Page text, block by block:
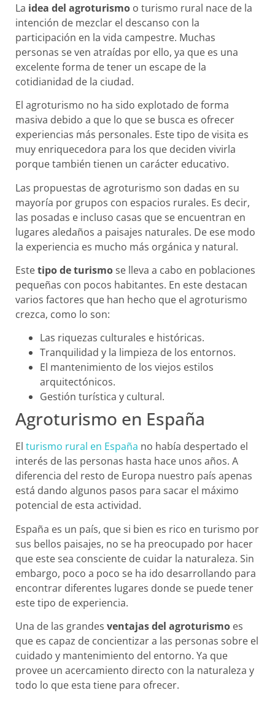
La idea del agroturismo o turismo rural nace de la
intención de mezclar el descanso con la
participación en la vida campestre. Muchas
personas se ven atraídas por ello, ya que es una
excelente forma de tener un escape de la
cotidianidad de la ciudad.
El agroturismo no ha sido explotado de forma
masiva debido a que lo que se busca es ofrecer
experiencias más personales. Este tipo de visita es
muy enriquecedora para los que deciden vivirla
porque también tienen un carácter educativo.
Las propuestas de agroturismo son dadas en su
mayoría por grupos con espacios rurales. Es decir,
las posadas e incluso casas que se encuentran en
lugares aledaños a paisajes naturales. De ese modo
la experiencia es mucho más orgánica y natural.
Estetipo de turismose lleva a cabo en poblaciones
pequeñas con pocos habitantes. En este destacan
varios factores que han hecho que el agroturismo
crezca, como lo son:
Las riquezas culturales e históricas.
Tranquilidad y la limpieza de los entornos.
El mantenimiento de los viejos estilos
arquitectónicos.
Gestión turística y cultural.
Agroturismo en España
El turismo rural en España no había despertado el
interés de las personas hasta hace unos años. A
diferencia del resto de Europa nuestro país apenas
está dando algunos pasos para sacar el máximo
potencial de esta actividad.
España es un país, que si bien es rico en turismo por
sus bellos paisajes, no se ha preocupado por hacer
que este sea consciente de cuidar la naturaleza. Sin
embargo, poco a poco se ha ido desarrollando para
encontrar diferentes lugares donde se puede tener
este tipo de experiencia.
Una de las grandes ventajas del agroturismo es
que es capaz de concientizar a las personas sobre el
cuidado y mantenimiento del entorno. Ya que
provee un acercamiento directo con la naturaleza y
todo lo que esta tiene para ofrecer.